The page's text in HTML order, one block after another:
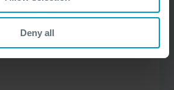
Deny all